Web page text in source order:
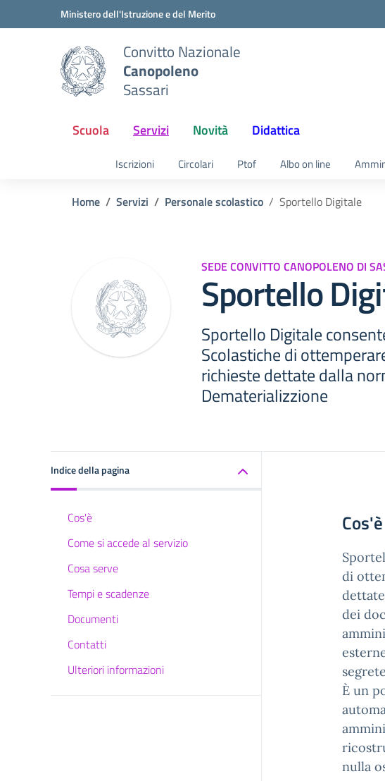
Vai ai contenuti
Vai al menu di navigazioneMinistero dell'Istruzione e del Merito
Convitto Nazionale
Canopoleno
Sassari
Scuola Servizi Novità Didattica
Iscrizioni Circolari Ptof Albo on line
Home Servizi Personale scolastico Sportello Digitale
SEDE CONVITTO CANOPOLENO DI
Sportello
Sportello Digitale
Scolastiche di
richieste dettate dalla
Dematerializzione
Indice della pagina
Cos'è
Come si accede al servizio
Cosa serve
Tempi e scadenze
Documenti
Contatti
Ulteriori informazioni
Cos'è
di
dei
È un
nulla